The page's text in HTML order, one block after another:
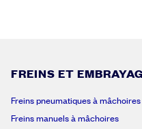
FREINS ET
Freins pneumatiques à mâchoires
Freins manuels à mâchoires